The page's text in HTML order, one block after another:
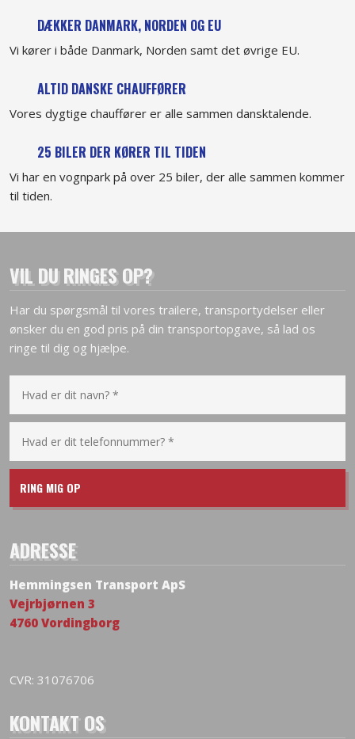
DÆKKER DANMARK, NORDEN OG EU
Vi kører i både Danmark, Norden samt det øvrige EU.
ALTID DANSKE CHAUFFØRER
Vores dygtige chauffører er alle sammen dansktalende.
25 BILER DER KØRER TIL TIDEN
Vi har en vognpark på over 25 biler, der alle sammen kommer
til tiden.
VIL DU RINGES OP?
Har du spørgsmål til vores trailere, transportydelser eller
ønsker du en god pris på din transportopgave, så lad os
ringe til dig og hjælpe.
ADRESSE
Hemmingsen Transport ApS
Vejrbjørnen 3
4760 Vordingborg
CVR: 31076706
KONTAKT OS